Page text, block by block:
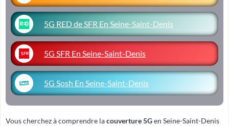
5G RED de SFR En Seine-Saint-Denis
5G SFR En Seine-Saint-Denis
5G Sosh En Seine-Saint-Denis
Vous cherchez à comprendre lacouverture 5Gen Seine-Saint-Denis